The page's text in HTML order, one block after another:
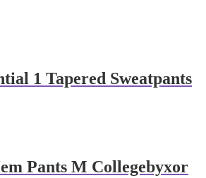
1 Tapered Sweatpants
Pants M Collegebyxor